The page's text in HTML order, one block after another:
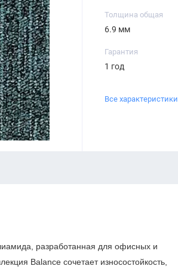
Толщина общая
6.9 мм
Гарантия
1 год
Все характеристики
разработанная для офисных и
Balance сочетает износостойкость,